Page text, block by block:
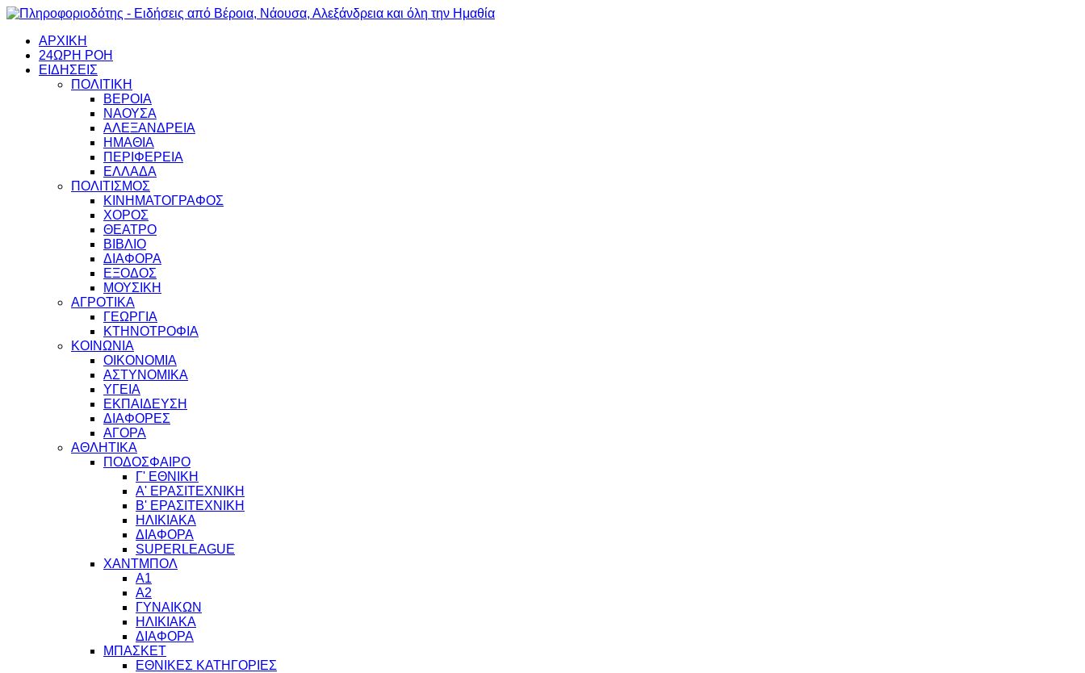
ΑΡΧΙΚΗ
24ΩΡΗ ΡΟΗ
ΕΙΔΗΣΕΙΣ
ΠΟΛΙΤΙΚΗ
ΒΕΡΟΙΑ
ΝΑΟΥΣΑ
ΑΛΕΞΑΝΔΡΕΙΑ
ΗΜΑΘΙΑ
ΠΕΡΙΦΕΡΕΙΑ
ΕΛΛΑΔΑ
ΠΟΛΙΤΙΣΜΟΣ
ΚΙΝΗΜΑΤΟΓΡΑΦΟΣ
ΧΟΡΟΣ
ΘΕΑΤΡΟ
ΒΙΒΛΙΟ
ΔΙΑΦΟΡΑ
ΕΞΟΔΟΣ
ΜΟΥΣΙΚΗ
ΑΓΡΟΤΙΚΑ
ΓΕΩΡΓΙΑ
ΚΤΗΝΟΤΡΟΦΙΑ
ΚΟΙΝΩΝΙΑ
ΟΙΚΟΝΟΜΙΑ
ΑΣΤΥΝΟΜΙΚΑ
ΥΓΕΙΑ
ΕΚΠΑΙΔΕΥΣΗ
ΔΙΑΦΟΡΕΣ
ΑΓΟΡΑ
ΑΘΛΗΤΙΚΑ
ΠΟΔΟΣΦΑΙΡΟ
Γ' ΕΘΝΙΚΗ
Α' ΕΡΑΣΙΤΕΧΝΙΚΗ
Β' ΕΡΑΣΙΤΕΧΝΙΚΗ
ΗΛΙΚΙΑΚΑ
ΔΙΑΦΟΡΑ
SUPERLEAGUE
ΧΑΝΤΜΠΟΛ
Α1
Α2
ΓΥΝΑΙΚΩΝ
ΗΛΙΚΙΑΚΑ
ΔΙΑΦΟΡΑ
ΜΠΑΣΚΕΤ
ΕΘΝΙΚΕΣ ΚΑΤΗΓΟΡΙΕΣ